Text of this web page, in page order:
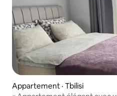
Appartement · Tbilisi